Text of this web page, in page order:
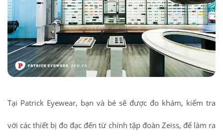
Tại Patrick Eyewear, bạn và bé sẽ được đo khám, kiểm tra
với các thiết bị đo đạc đến từ chính tập đoàn Zeiss, để làm ra